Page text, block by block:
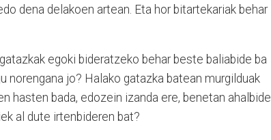
dena delakoen artean. Eta hor bitartekariak behar
egoki bideratzeko behar beste baliabide ba
norengana jo? Halako gatazka batean murgilduak
hasten bada, edozein izanda ere, benetan
al dute irtenbideren bat?